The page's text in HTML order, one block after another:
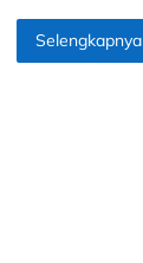
Selengkapnya